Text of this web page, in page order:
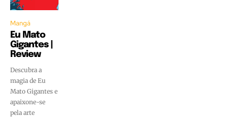
Mangá
Eu Mato
Gigantes |
Review
Descubra a
magia de Eu
Mato Gigantes e
apaixone-se
pela arte